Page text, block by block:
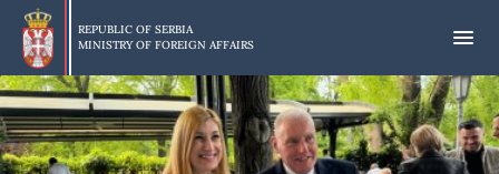
Skip
main
content
REPUBLIC OF SERBIA
MINISTRY OF FOREIGN AFFAIRS